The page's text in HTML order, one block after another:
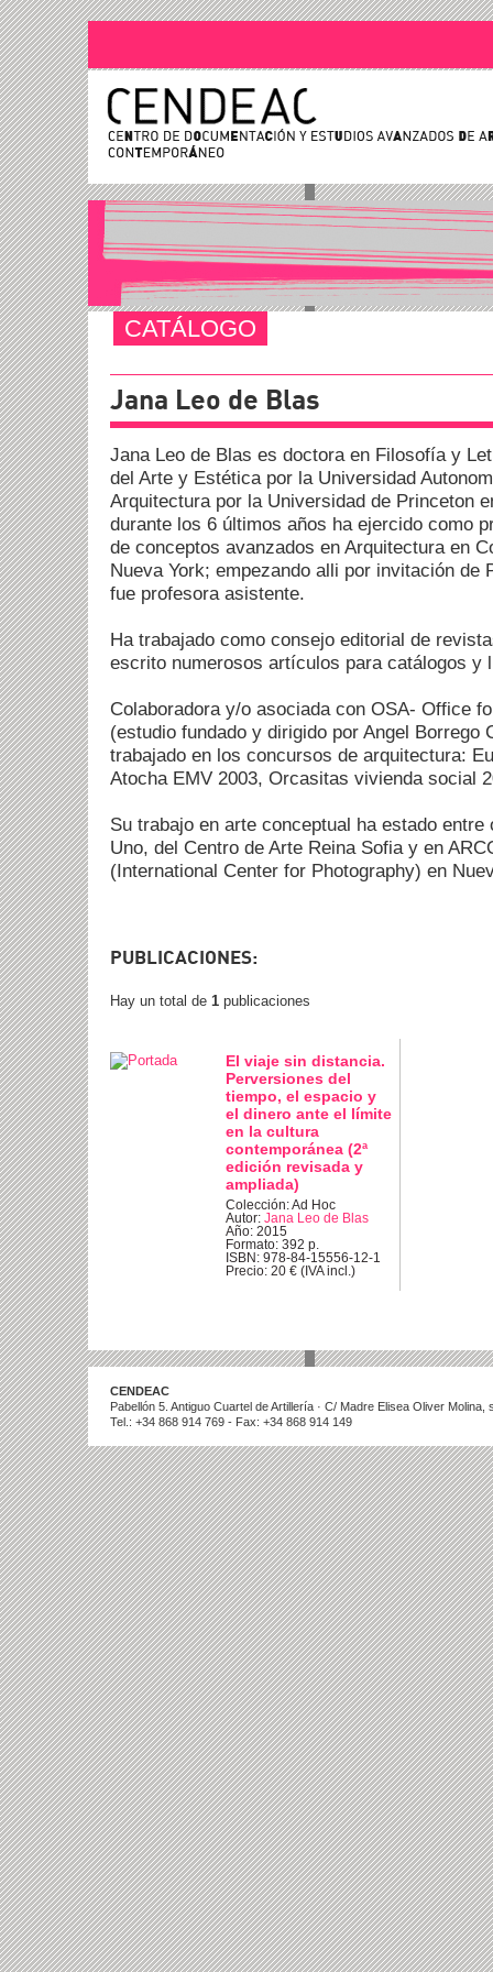
CATÁLOGO
Jana Leo de Blas
Jana Leo de Blas es doctora en Filosofía y
del Arte y Estética por la Universidad
Arquitectura por la Universidad de Princeton
durante los 6 últimos años ha ejercido como
de conceptos avanzados en Arquitectura en
Nueva York; empezando alli por invitación de
fue profesora asistente.
Ha trabajado como consejo editorial de
escrito numerosos artículos para catálogos y
Colaboradora y/o asociada con OSA- Office
(estudio fundado y dirigido por Angel Borrego
trabajado en los concursos de arquitectura:
Atocha EMV 2003, Orcasitas vivienda social
Su trabajo en arte conceptual ha estado
Uno, del Centro de Arte Reina Sofia y en
(International Center for Photography) en
PUBLICACIONES:
Hay un total de 1 publicaciones
El viaje sin distancia.
Perversiones del
tiempo, el espacio y
el dinero ante el límite
en la cultura
contemporánea (2ª
edición revisada y
ampliada)
Colección: Ad Hoc
Autor: Jana Leo de Blas
Año: 2015
Formato: 392 p.
ISBN: 978-84-15556-12-1
Precio: 20 € (IVA incl.)
CENDEAC
Pabellón 5. Antiguo Cuartel de Artillería · C/ Madre Elisea Oliver
Tel.: +34 868 914 769 - Fax: +34 868 914 149